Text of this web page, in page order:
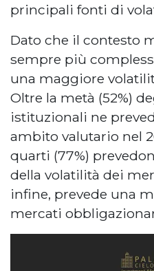
principali fonti di
Dato che il contesto
sempre più
una maggiore
Oltre la metà (52%)
istituzionali ne
ambito valutario nel
quarti (77%)
della volatilità dei
infine, prevede una
mercati